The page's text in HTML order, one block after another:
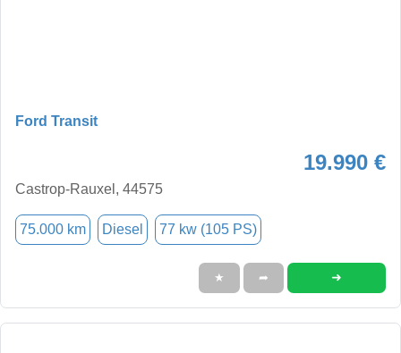
Ford Transit
19.990 €
Castrop-Rauxel, 44575
75.000 km Diesel 77 kw (105 PS)
★ ➦ ➜